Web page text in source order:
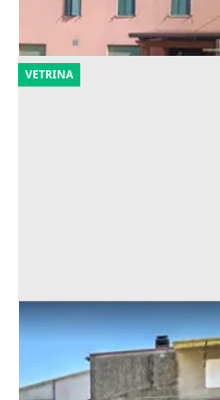
18/09/2026
VETRINA
Asta Capannone
Costa di Rovigo (Rovigo)
Offerta minima
16.875 €